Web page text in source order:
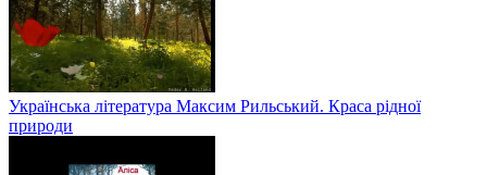
Українська література Максим Рильський. Краса рідної
природи